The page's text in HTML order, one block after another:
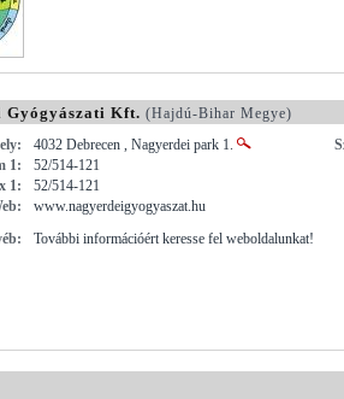
Gyógyászati Kft. (Hajdú-Bihar Megye)
4032 Debrecen , Nagyerdei park 1.
1:
52/514-121
1:
52/514-121
www.nagyerdeigyogyaszat.hu
További információért keresse fel weboldalunkat!